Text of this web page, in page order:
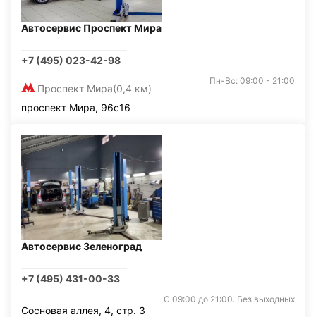
Автосервис Проспект Мира
+7 (495) 023-42-98
Проспект Мира(0,4 км)
Пн-Вс: 09:00 - 21:00
проспект Мира, 96с16
Автосервис Зеленоград
+7 (495) 431-00-33
С 09:00 до 21:00. Без выходных
Сосновая аллея, 4, стр. 3